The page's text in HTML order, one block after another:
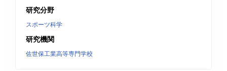
研究分野
スポーツ科学
研究機関
佐世保工業高等専門学校